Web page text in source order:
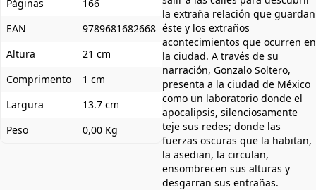
Páginas
166
EAN
9789681682668
Altura
21 cm
Comprimento
1 cm
Largura
13.7 cm
Peso
0,00 Kg
la extraña relación que guardan
éste y los extraños
acontecimientos que ocurren en
la ciudad. A través de su
narración, Gonzalo Soltero,
presenta a la ciudad de México
como un laboratorio donde el
apocalipsis, silenciosamente
teje sus redes; donde las
fuerzas oscuras que la habitan,
la asedian, la circulan,
ensombrecen sus alturas y
desgarran sus entrañas.